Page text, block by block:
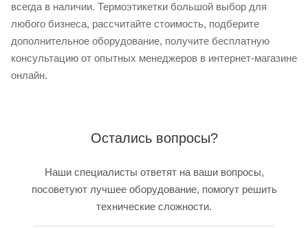
всегда в наличии. Термоэтикетки большой выбор для
любого бизнеса, рассчитайте стоимость, подберите
дополнительное оборудование, получите бесплатную
консультацию от опытных менеджеров в интернет-магазине
онлайн.
Остались вопросы?
Наши специалисты ответят на ваши вопросы,
посоветуют лучшее оборудование, помогут решить
технические сложности.